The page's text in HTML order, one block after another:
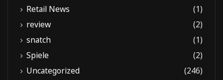
Retail News
(1)
review
(2)
snatch
(1)
Spiele
(2)
Uncategorized
(246)